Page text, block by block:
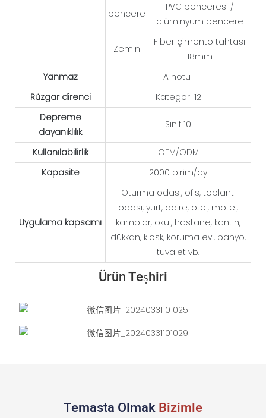
pencere
PVC penceresi /
alüminyum pencere
Zemin
Fiber çimento tahtası
18mm
Yanmaz
A notu1
Rüzgar direnci
Kategori 12
Depreme
dayanıklılık
Sınıf 10
Kullanılabilirlik
OEM/ODM
Kapasite
2000 birim/ay
Uygulama kapsamı
Oturma odası, ofis, toplantı
odası, yurt, daire, otel, motel,
kamplar, okul, hastane, kantin,
dükkan, kiosk, koruma evi, banyo,
tuvalet vb.
Ürün Teşhiri
Temasta OlmakBizimle